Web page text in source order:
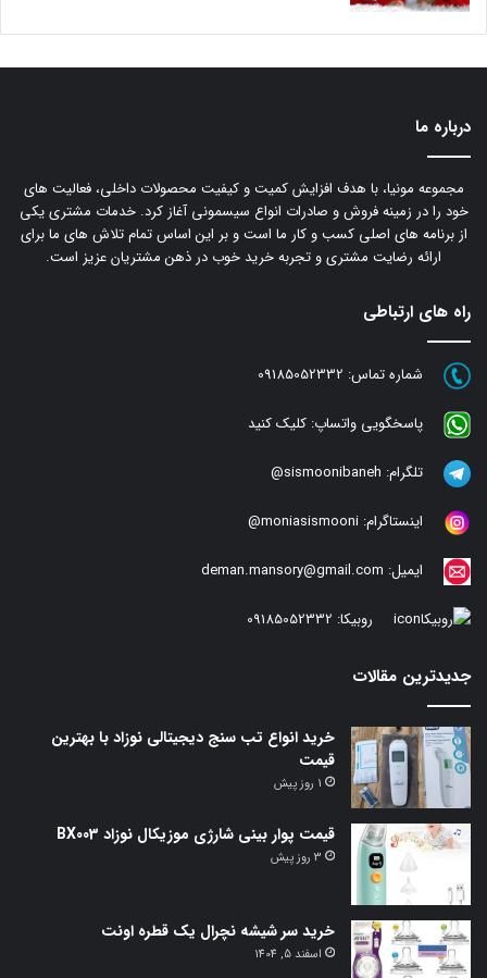
درباره ما
مجموعه مونیا، با هدف افزایش کمیت و کیفیت محصولات داخلی، فعالیت های
خود را در زمینه فروش و صادرات انواع سیسمونی آغاز کرد. خدمات مشتری یکی
از برنامه های اصلی کسب و کار ما است و بر این اساس تمام تلاش های ما برای
ارائه رضایت مشتری و تجربه خرید خوب در ذهن مشتریان عزیز است.
راه های ارتباطی
شماره تماس: 09185052332
پاسخگویی واتساپ: کلیک کنید
تلگرام: sismoonibaneh@
اینستاگرام: moniasismooni@
ایمیل: deman.mansory@gmail.com
روبیکا: 09185052332
جدیدترین مقالات
خرید انواع تب سنج دیجیتالی نوزاد با بهترین
قیمت
1 روز پیش
قیمت پوار بینی شارژی موزیکال نوزاد BX003
3 روز پیش
خرید سر شیشه نچرال یک قطره اونت
اسفند 5, 1404